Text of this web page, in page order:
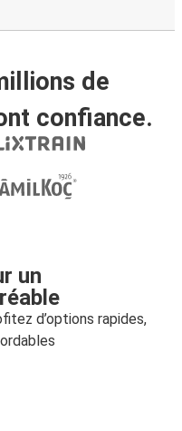
de
confiance.
un
d’options rapides,